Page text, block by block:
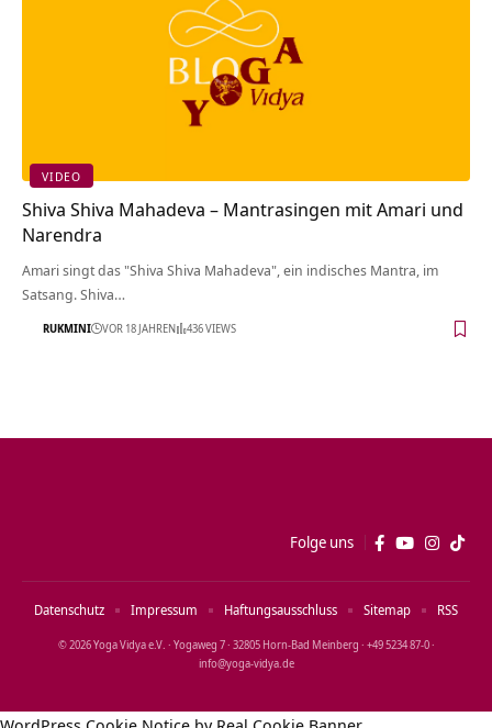
VIDEO
Shiva Shiva Mahadeva – Mantrasingen mit Amari und
Narendra
Amari singt das "Shiva Shiva Mahadeva", ein indisches Mantra, im
Satsang. Shiva…
RUKMINI VOR 18 JAHREN 436 VIEWS
Folge uns
© 2026 Yoga Vidya e.V. · Yogaweg 7 · 32805 Horn‑Bad Meinberg · +49 5234 87‑0 ·
info@yoga‑vidya.de
Datenschutz Impressum Haftungsausschluss Sitemap RSS